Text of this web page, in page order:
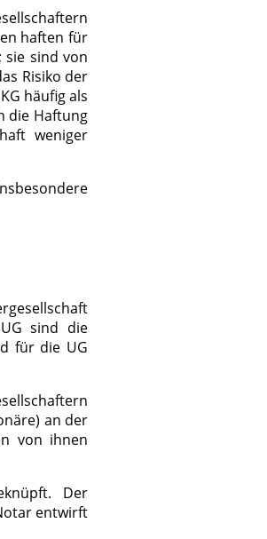
haften für
sie sind von
Risiko der
häufig als
die Haftung
weniger
sind die
für die UG
an der
von ihnen
Der
entwirft